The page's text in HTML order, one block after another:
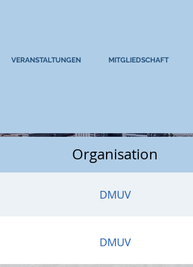
VERANSTALTUNGEN MITGLIEDSCHAFT
Organisation
DMUV
DMUV